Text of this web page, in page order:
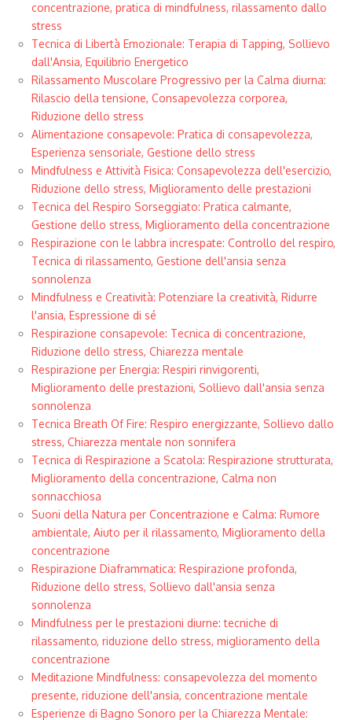
concentrazione, pratica di mindfulness, rilassamento dallo
stress
Tecnica di Libertà Emozionale: Terapia di Tapping, Sollievo
dall'Ansia, Equilibrio Energetico
Rilassamento Muscolare Progressivo per la Calma diurna:
Rilascio della tensione, Consapevolezza corporea,
Riduzione dello stress
Alimentazione consapevole: Pratica di consapevolezza,
Esperienza sensoriale, Gestione dello stress
Mindfulness e Attività Fisica: Consapevolezza dell'esercizio,
Riduzione dello stress, Miglioramento delle prestazioni
Tecnica del Respiro Sorseggiato: Pratica calmante,
Gestione dello stress, Miglioramento della concentrazione
Respirazione con le labbra increspate: Controllo del respiro,
Tecnica di rilassamento, Gestione dell'ansia senza
sonnolenza
Mindfulness e Creatività: Potenziare la creatività, Ridurre
l'ansia, Espressione di sé
Respirazione consapevole: Tecnica di concentrazione,
Riduzione dello stress, Chiarezza mentale
Respirazione per Energia: Respiri rinvigorenti,
Miglioramento delle prestazioni, Sollievo dall'ansia senza
sonnolenza
Tecnica Breath Of Fire: Respiro energizzante, Sollievo dallo
stress, Chiarezza mentale non sonnifera
Tecnica di Respirazione a Scatola: Respirazione strutturata,
Miglioramento della concentrazione, Calma non
sonnacchiosa
Suoni della Natura per Concentrazione e Calma: Rumore
ambientale, Aiuto per il rilassamento, Miglioramento della
concentrazione
Respirazione Diaframmatica: Respirazione profonda,
Riduzione dello stress, Sollievo dall'ansia senza
sonnolenza
Mindfulness per le prestazioni diurne: tecniche di
rilassamento, riduzione dello stress, miglioramento della
concentrazione
Meditazione Mindfulness: consapevolezza del momento
presente, riduzione dell'ansia, concentrazione mentale
Esperienze di Bagno Sonoro per la Chiarezza Mentale: